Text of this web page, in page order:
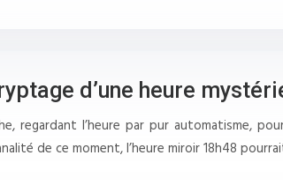
d’une heure
regardant l’heure par pur automatisme,
de ce moment, l’heure miroir 18h48